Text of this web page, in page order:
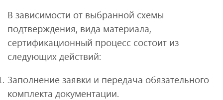
В зависимости от выбранной схемы
подтверждения, вида материала,
сертификационный процесс состоит из
следующих действий:
Заполнение заявки и передача обязательного
комплекта документации.